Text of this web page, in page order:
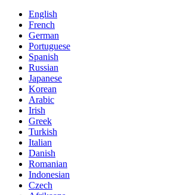
English
French
German
Portuguese
Spanish
Russian
Japanese
Korean
Arabic
Irish
Greek
Turkish
Italian
Danish
Romanian
Indonesian
Czech